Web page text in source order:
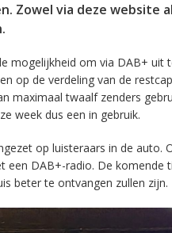
via deze website
mogelijkheid om via DAB+ uit
de verdeling van de
maximaal twaalf zenders
week dus een in gebruik.
op luisteraars in de auto.
DAB+-radio. De
beter te ontvangen zullen zijn.